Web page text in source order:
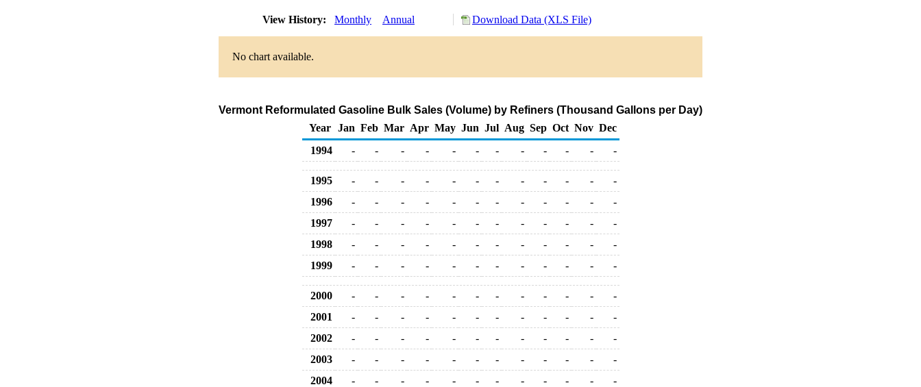
View History: Monthly Annual Download Data (XLS File)
No chart available.
Vermont Reformulated Gasoline Bulk Sales (Volume) by Refiners (Thousand Gallons per Day)
Year
Jan Feb Mar Apr May Jun Jul Aug Sep Oct Nov Dec
1994
- - - - - - - - - - - -
1995 - - - - - - - - - - -
-
1996
- - - - - - - - - - -
-
1997
- - - - - - - - - - -
-
1998
- - - - - - - - - - -
-
1999
- - - - - - - - - - - -
2000 - - - - - - - - - - -
-
2001
- - - - - - - - - - -
-
2002
- - - - - - - - - - -
-
2003
- - - - - - - - - - -
-
2004
- - - - - - - - - - - -